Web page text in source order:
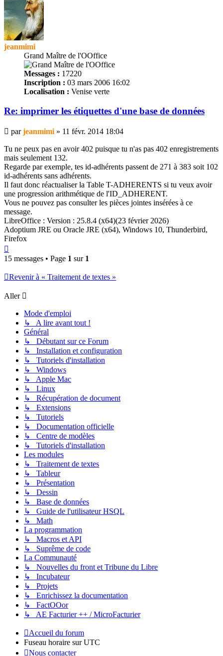
jeanmimi
Grand Maître de l'OOffice
Messages : 17220
Inscription : 03 mars 2006 16:02
Localisation : Venise verte
Re: imprimer les étiquettes d'une base de données
Message
parjeanmimi » 11 févr. 2014 18:04
Tu ne peux pas en avoir 402 puisque tu n'as pas 402 enregistrements
mais seulement 132.
Regarde par exemple, tes id-adhérents passent de 271 à 383 soit 102
id-adhérents sans adhérents.
Il faut donc réactualiser la Table T-ADHERENTS si tu veux avoir
une progression arithmétique de l'ID_ADHERENT.
Vous ne pouvez pas consulter les pièces jointes insérées à ce
message.
LibreOffice : Version : 25.8.4 (x64)(23 février 2026)
Adoptium JRE ou Oracle JRE (x64), Windows 10, Thunderbird,
Firefox
15 messages • Page 1 sur 1
Revenir à « Traitement de textes »
Aller
Mode d'emploi
↳ A lire avant tout !
Général
↳ Débutant sur ce Forum
↳ Installation et configuration
↳ Tutoriels d'installation
↳ Windows
↳ Apple Mac
↳ Linux
↳ Récupération de document
↳ Extensions
↳ Tutoriels
↳ Documentation officielle
↳ Centre de modèles
↳ Tutoriels d'installation
Les modules
↳ Traitement de textes
↳ Tableur
↳ Présentation
↳ Dessin
↳ Base de données
↳ Guide de l'utilisateur HSQL
↳ Math
La programmation
↳ Macros et API
↳ Suprême de code
La Communauté
↳ Nouvelles du front et Tribune du Libre
↳ Incubateur
↳ Projets
↳ Enrichissez la documentation
↳ FactOOor
↳ AE Facturier ++ / MicroFacturier
Accueil du forum
Fuseau horaire surUTC
Nous contacter